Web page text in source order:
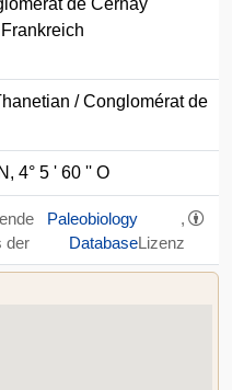
de Cernay
/ Conglomérat de
4° 5 ' 60 '' O
der
Paleobiology
Database
,
Lizenz